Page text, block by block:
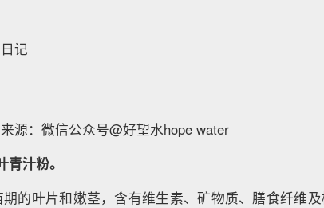
记
源：微信公众号@好望水hope water
汁粉。
的叶片和嫩茎，含有维生素、矿物质、膳食纤维及